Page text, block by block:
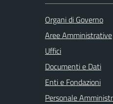
Organi di Governo
Aree Amministrative
Uffici
Documenti e Dati
Enti e Fondazioni
Personale